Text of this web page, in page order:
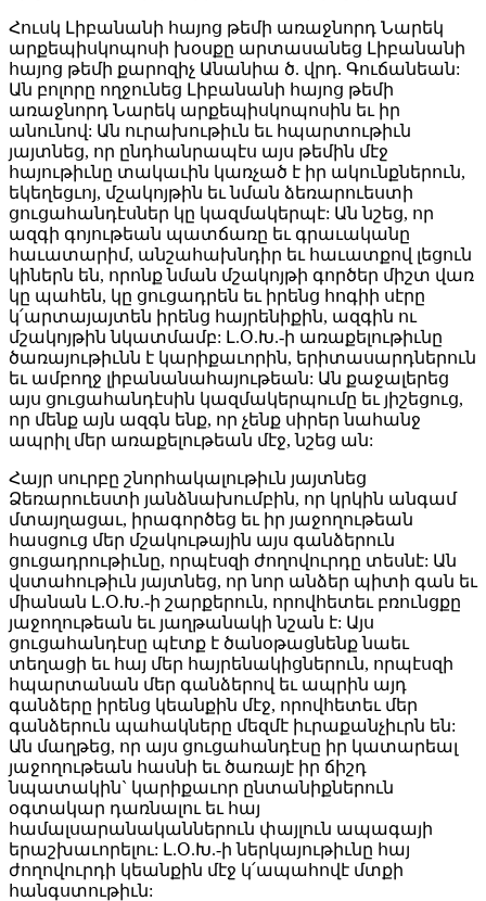
Հուսկ Լիբանանի հայոց թեմի առաջնորդ Նարեկ
արքեպիսկոպոսի խօսքը արտասանեց Լիբանանի
հայոց թեմի քարոզիչ Անանիա ծ. վրդ. Գուճանեան:
Ան բոլորը ողջունեց Լիբանանի հայոց թեմի
առաջնորդ Նարեկ արքեպիսկոպոսին եւ իր
անունով: Ան ուրախութիւն եւ հպարտութիւն
յայտնեց, որ ընդհանրապէս այս թեմին մէջ
հայութիւնը տակաւին կառչած է իր ակունքներուն,
եկեղեցւոյ, մշակոյթին եւ նման ձեռարուեստի
ցուցահանդէսներ կը կազմակերպէ: Ան նշեց, որ
ազգի գոյութեան պատճառը եւ գրաւականը
հաւատարիմ, անշահախնդիր եւ հաւատքով լեցուն
կիներն են, որոնք նման մշակոյթի գործեր միշտ վառ
կը պահեն, կը ցուցադրեն եւ իրենց հոգիի սէրը
կ՛արտայայտեն իրենց հայրենիքին, ազգին ու
մշակոյթին նկատմամբ: Լ.Օ.Խ.-ի առաքելութիւնը
ծառայութիւնն է կարիքաւորին, երիտասարդներուն
եւ ամբողջ լիբանանահայութեան: Ան քաջալերեց
այս ցուցահանդէսին կազմակերպումը եւ յիշեցուց,
որ մենք այն ազգն ենք, որ չենք սիրեր նահանջ
ապրիլ մեր առաքելութեան մէջ, նշեց ան:
Հայր սուրբը շնորհակալութիւն յայտնեց
Ձեռարուեստի յանձնախումբին, որ կրկին անգամ
մտայղացաւ, իրագործեց եւ իր յաջողութեան
հասցուց մեր մշակութային այս գանձերուն
ցուցադրութիւնը, որպէսզի ժողովուրդը տեսնէ: Ան
վստահութիւն յայտնեց, որ նոր անձեր պիտի գան եւ
միանան Լ.Օ.Խ.-ի շարքերուն, որովհետեւ բռունցքը
յաջողութեան եւ յաղթանակի նշան է: Այս
ցուցահանդէսը պէտք է ծանօթացնենք նաեւ
տեղացի եւ հայ մեր հայրենակիցներուն, որպէսզի
հպարտանան մեր գանձերով եւ ապրին այդ
գանձերը իրենց կեանքին մէջ, որովհետեւ մեր
գանձերուն պահակները մեզմէ իւրաքանչիւրն են:
Ան մաղթեց, որ այս ցուցահանդէսը իր կատարեալ
յաջողութեան հասնի եւ ծառայէ իր ճիշդ
նպատակին` կարիքաւոր ընտանիքներուն
օգտակար դառնալու եւ հայ
համալսարանականներուն փայլուն ապագայի
երաշխաւորելու: Լ.Օ.Խ.-ի ներկայութիւնը հայ
ժողովուրդի կեանքին մէջ կ՛ապահովէ մտքի
հանգստութիւն: